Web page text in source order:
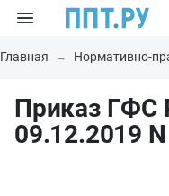
Главная Нормативно-
Приказ ГФС
09.12.2019